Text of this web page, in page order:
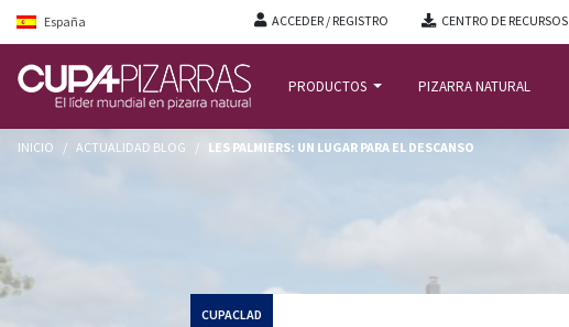
España ACCEDER / REGISTRO CENTRO DE RECURSOS
PRODUCTOS PIZARRA NATURAL
INICIO / ACTUALIDAD BLOG / LES PALMIERS: UN LUGAR PARA EL DESCANSO
CUPACLAD